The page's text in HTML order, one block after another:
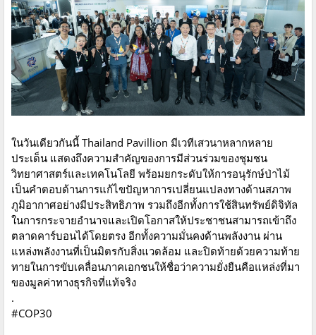
ในวันเดียวกันนี้ Thailand Pavillion มีเวทีเสวนาหลากหลาย
ประเด็น แสดงถึงความสำคัญของการมีส่วนร่วมของชุมชน
วิทยาศาสตร์และเทคโนโลยี พร้อมยกระดับให้การอนุรักษ์ป่าไม้
เป็นคำตอบด้านการแก้ไขปัญหาการเปลี่ยนแปลงทางด้านสภาพ
ภูมิอากาศอย่างมีประสิทธิภาพ รวมถึงอีกทั้งการใช้สินทรัพย์ดิจิทัล
ในการกระจายอำนาจและเปิดโอกาสให้ประชาชนสามารถเข้าถึง
ตลาดคาร์บอนได้โดยตรง อีกทั้งความมั่นคงด้านพลังงาน ผ่าน
แหล่งพลังงานที่เป็นมิตรกับสิ่งแวดล้อม และปิดท้ายด้วยความท้าย
ทายในการขับเคลื่อนภาคเอกชนให้ชื่อว่าความยั่งยืนคือแหล่งที่มา
ของมูลค่าทางธุรกิจที่แท้จริง
.
#COP30